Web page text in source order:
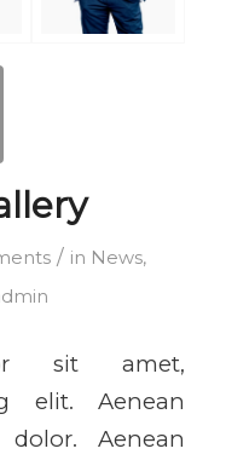
/ in News,
sit amet,
elit. Aenean
Aenean